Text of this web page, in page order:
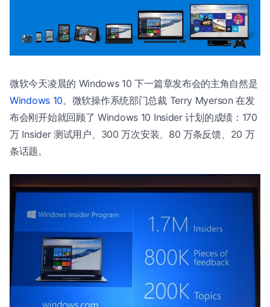
微软今天凌晨的 Windows 10 下一篇章发布会的主角自然是
Windows 10。微软操作系统部门总裁 Terry Myerson 在发
布会刚开始就回顾了 Windows 10 Insider 计划的成绩：170
万 Insider 测试用户、300 万次安装、80 万条反馈、20 万
条话题。